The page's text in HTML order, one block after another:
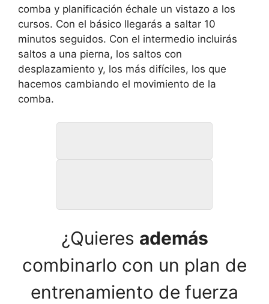
comba y planificación échale un vistazo a los
cursos. Con el básico llegarás a saltar 10
minutos seguidos. Con el intermedio incluirás
saltos a una pierna, los saltos con
desplazamiento y, los más difíciles, los que
hacemos cambiando el movimiento de la
comba.
¿Quieres además
combinarlo con un plan de
entrenamiento de fuerza